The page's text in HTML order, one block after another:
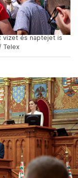
vizet és naptejet is
Telex